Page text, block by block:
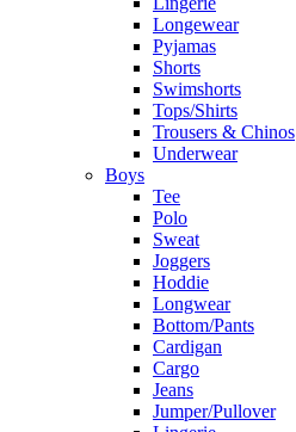
Longewear
Pyjamas
Shorts
Swimshorts
Tops/Shirts
Trousers & Chinos
Underwear
Boys
Tee
Polo
Sweat
Joggers
Hoddie
Longwear
Bottom/Pants
Cardigan
Cargo
Jeans
Jumper/Pullover